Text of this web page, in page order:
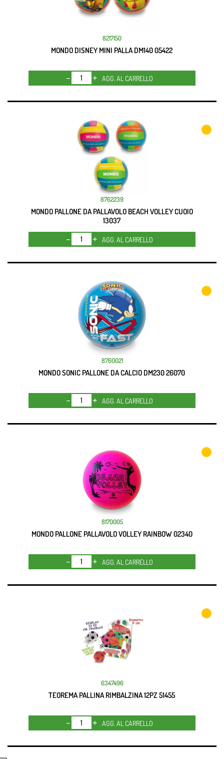
8217150
MONDO DISNEY MINI PALLA DM140 05422
Quantità
AGG. AL CARRELLO
8762239
MONDO PALLONE DA PALLAVOLO BEACH VOLLEY CUOIO
13037
Quantità
AGG. AL CARRELLO
8760021
MONDO SONIC PALLONE DA CALCIO DM230 26070
Quantità
AGG. AL CARRELLO
8170005
MONDO PALLONE PALLAVOLO VOLLEY RAINBOW 02340
Quantità
AGG. AL CARRELLO
6347496
TEOREMA PALLINA RIMBALZINA 12PZ 51455
Quantità
AGG. AL CARRELLO